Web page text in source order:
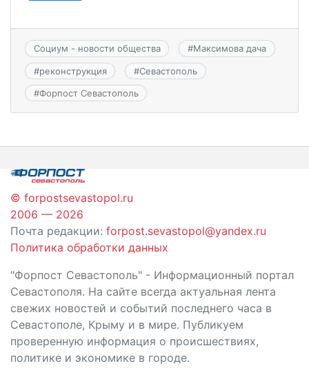
Социум - новости общества #Максимова дача
#реконструкция #Севастополь
#Форпост Севастополь
© forpostsevastopol.ru
2006 — 2026
Почта редакции: forpost.sevastopol@yandex.ru
Политика обработки данных
"Форпост Севастополь" - Информационный портал
Севастополя. На сайте всегда актуальная лента
свежих новостей и событий последнего часа в
Севастополе, Крыму и в мире. Публикуем
проверенную информация о происшествиях,
политике и экономике в городе.